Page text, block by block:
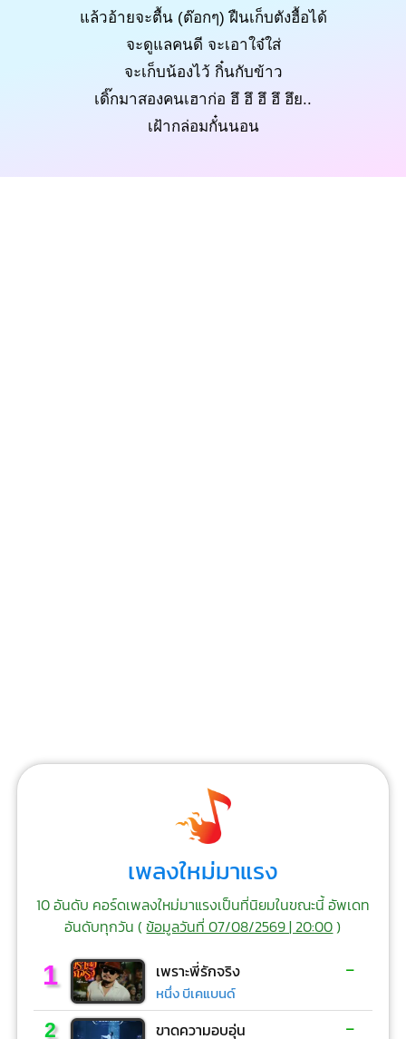
แล้วอ้ายจะตื้น (ต๊อกๆ) ฝืนเก็บตังฮื้อได้
จะดูแลคนดี จะเอาใจ๋ใส่
จะเก็บน้องไว้ กิ๋นกับข้าว
เดิ๊กมาสองคนเฮาก่อ ฮึ ฮึ ฮึ ฮึ ฮึย..
เฝ้ากล่อมกั๋นนอน
เพลงใหม่มาแรง
10 อันดับ คอร์ดเพลงใหม่มาแรงเป็นที่นิยมในขณะนี้ อัพเดท
อันดับทุกวัน (ข้อมูลวันที่ 07/08/2569 | 20:00)
1 เพราะพี่รักจริง
หนึ่ง บีเคแบนด์
-
2 ขาดความอบอุ่น -